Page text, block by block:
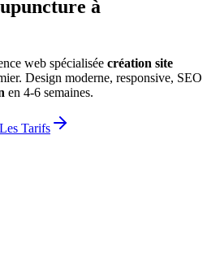
à
web spécialisée création site
. Design moderne, responsive, SEO
en 4-6 semaines.
Tarifs